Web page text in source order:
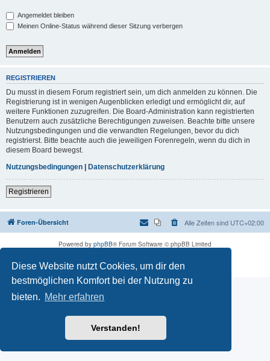
Diese Website nutzt Cookies, um dir den
bestmöglichen Komfort bei der Nutzung zu
bieten. Mehr erfahren
Verstanden!
Angemeldet bleiben
Meinen Online-Status während dieser Sitzung verbergen
REGISTRIEREN
Du musst in diesem Forum registriert sein, um dich anmelden zu können. Die
Registrierung ist in wenigen Augenblicken erledigt und ermöglicht dir, auf
weitere Funktionen zuzugreifen. Die Board-Administration kann registrierten
Benutzern auch zusätzliche Berechtigungen zuweisen. Beachte bitte unsere
Nutzungsbedingungen und die verwandten Regelungen, bevor du dich
registrierst. Bitte beachte auch die jeweiligen Forenregeln, wenn du dich in
diesem Board bewegst.
Nutzungsbedingungen | Datenschutzerklärung
Registrieren
Foren-Übersicht Alle Zeiten sind UTC+02:00
Powered by phpBB® Forum Software © phpBB Limited
Datenschutz|Nutzungsbedingungen